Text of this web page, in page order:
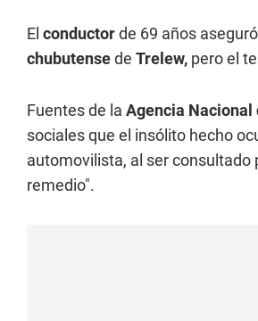
El conductorde 69 años
chubutensede Trelew, pero el
Fuentes de la Agencia Nacional
sociales que el insólito hecho
automovilista, al ser consultado
remedio".